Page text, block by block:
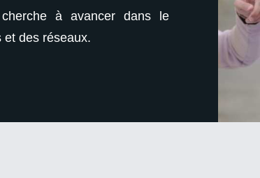
à avancer dans le
et des réseaux.
DEBELEC
secteur des